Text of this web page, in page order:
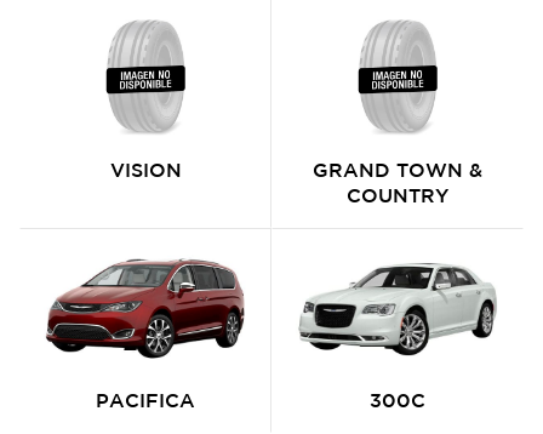
VISION
GRAND TOWN &
COUNTRY
PACIFICA 300C